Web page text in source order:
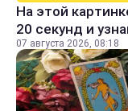
На этой
20 секунд и
07 августа 2026, 08:18